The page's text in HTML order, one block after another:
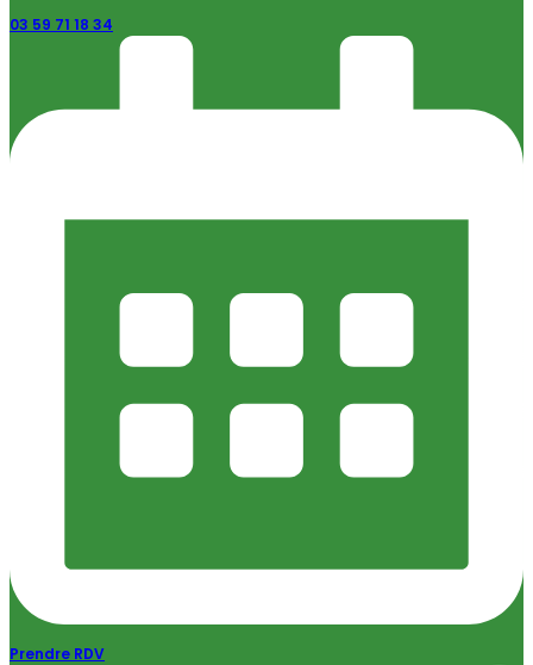
03 59 71 18 34
Prendre RDV